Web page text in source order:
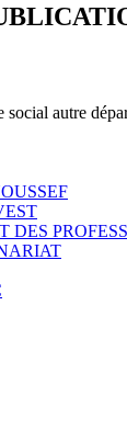
social autre
DES